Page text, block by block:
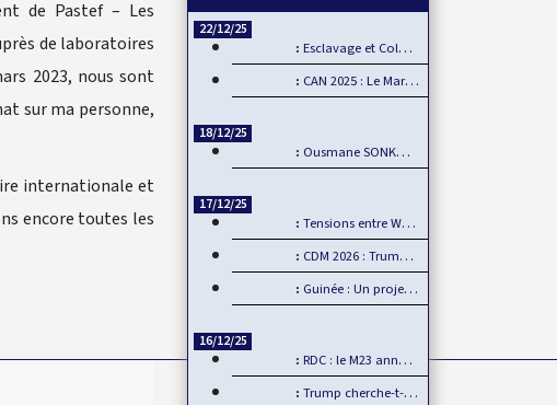
de Pastef – Les
de laboratoires
2023, nous sont
sur ma personne,
internationale et
encore toutes les
22/12/25
Esclavage et Colonialisme : Le Ghana, porte-voix pour…
CAN 2025 : Le Maroc démarre fort sa CAN
18/12/25
Ousmane SONKO : Fanon comme boussole de la souveraineté…
17/12/25
Tensions entre Washington et Pretoria sur fond de…
CDM 2026 : Trump interdit les supporters sénégalais…
Guinée : Un projet minier américain défie l’influence chinoise
16/12/25
RDC : le M23 annonce un retrait d’Uvira, mais…
Trump cherche-t-il à se payer la tête de la BBC ?